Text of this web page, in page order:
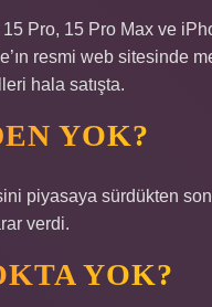
Pro, 15 Pro Max ve
resmi web sitesinde
hala satışta.
YOK?
piyasaya sürdükten
verdi.
YOK?